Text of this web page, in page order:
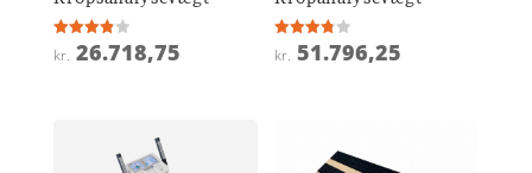
Vurderet
3.9
kr. 26.718,75
Vurderet
3.8
kr. 51.796,25